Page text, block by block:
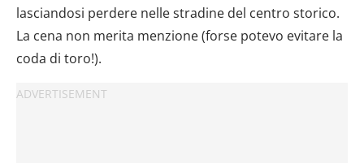
lasciandosi perdere nelle stradine del centro storico.
La cena non merita menzione (forse potevo evitare la
coda di toro!).